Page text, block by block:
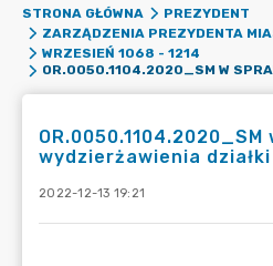
STRONA GŁÓWNA
PREZYDENT
ZARZĄDZENIA PREZYDENTA
WRZESIEŃ 1068 - 1214
wydzierżawienia
2022-12-13 19:21